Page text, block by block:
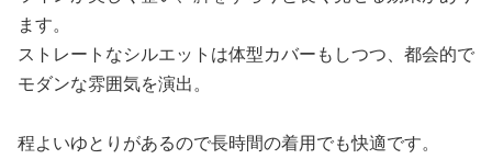
ます。
ストレートなシルエットは体型カバーもしつつ、都会的で
モダンな雰囲気を演出。
程よいゆとりがあるので長時間の着用でも快適です。